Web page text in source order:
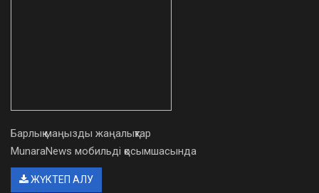
Барлық маңызды жаңалықтар
MunaraNews мобильді қосымшасында
ЖҮКТЕП АЛУ